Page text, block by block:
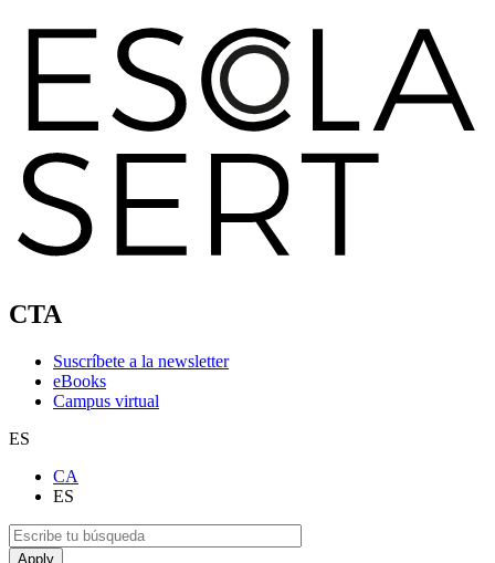
CTA
Suscríbete a la newsletter
eBooks
Campus virtual
ES
CA
ES